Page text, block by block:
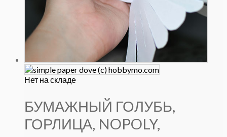
Нет на складе
БУМАЖНЫЙ ГОЛУБЬ,
ГОРЛИЦА, NOPOLY,